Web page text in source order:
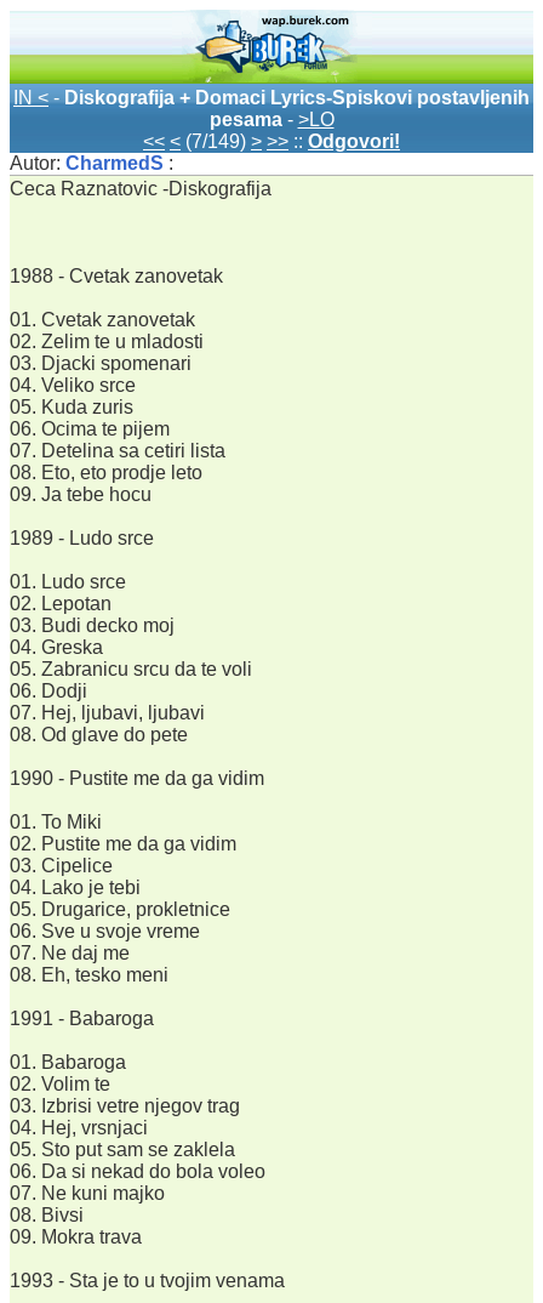
IN < - Diskografija + Domaci Lyrics-Spiskovi postavljenih
pesama- >LO
<< < (7/149) > >> :: Odgovori!
Autor: CharmedS :
Ceca Raznatovic -Diskografija
1988 - Cvetak zanovetak
01. Cvetak zanovetak
02. Zelim te u mladosti
03. Djacki spomenari
04. Veliko srce
05. Kuda zuris
06. Ocima te pijem
07. Detelina sa cetiri lista
08. Eto, eto prodje leto
09. Ja tebe hocu
1989 - Ludo srce
01. Ludo srce
02. Lepotan
03. Budi decko moj
04. Greska
05. Zabranicu srcu da te voli
06. Dodji
07. Hej, ljubavi, ljubavi
08. Od glave do pete
1990 - Pustite me da ga vidim
01. To Miki
02. Pustite me da ga vidim
03. Cipelice
04. Lako je tebi
05. Drugarice, prokletnice
06. Sve u svoje vreme
07. Ne daj me
08. Eh, tesko meni
1991 - Babaroga
01. Babaroga
02. Volim te
03. Izbrisi vetre njegov trag
04. Hej, vrsnjaci
05. Sto put sam se zaklela
06. Da si nekad do bola voleo
07. Ne kuni majko
08. Bivsi
09. Mokra trava
1993 - Sta je to u tvojim venama